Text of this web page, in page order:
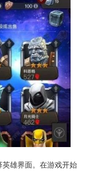
雄界面。在游戏开始